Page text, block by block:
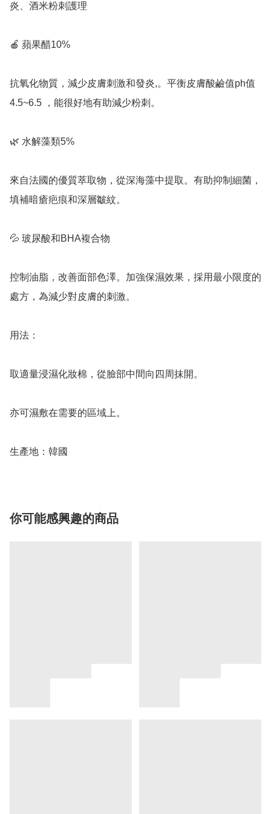
炎、酒米粉刺護理
🍎 蘋果醋10%
抗氧化物質，減少皮膚刺激和發炎,。平衡皮膚酸鹼值ph值
4.5~6.5 ，能很好地有助減少粉刺。
🌿 水解藻類5%
來自法國的優質萃取物，從深海藻中提取。有助抑制細菌，
填補暗瘡疤痕和深層皺紋。
💦 玻尿酸和BHA複合物
控制油脂，改善面部色澤。加強保濕效果，採用最小限度的
處方，為減少對皮膚的刺激。
用法：
取適量浸濕化妝棉，從臉部中間向四周抹開。
亦可濕敷在需要的區域上。
生產地：韓國
你可能感興趣的商品